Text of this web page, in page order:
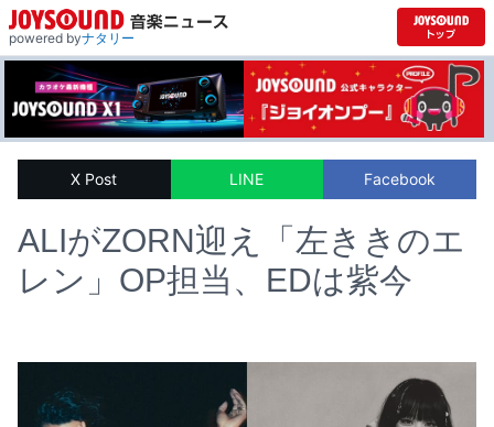
powered byナタリー
X Post LINE Facebook
ALIがZORN迎え「左ききのエ
レン」OP担当、EDは紫今